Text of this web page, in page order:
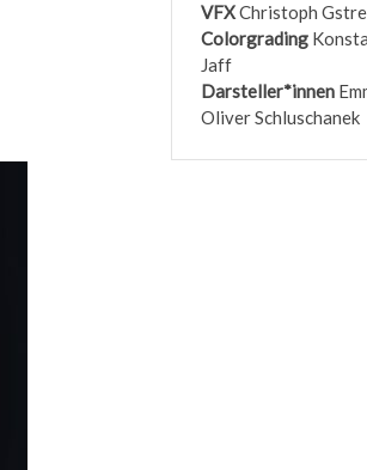
VFXChristoph
Colorgrading
Jaff
Darsteller*innen
Oliver Schluschanek